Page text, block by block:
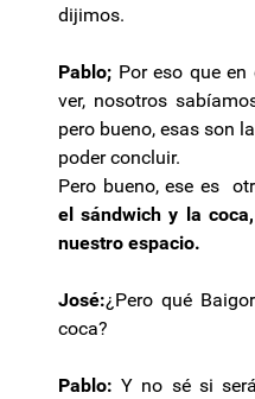
dijimos.
Pablo; Por eso que
ver, nosotros
pero bueno, esas son
poder concluir.
Pero bueno, ese es
el sándwich y la
nuestro espacio.
José:¿Pero qué
coca?
Pablo: Y no sé si